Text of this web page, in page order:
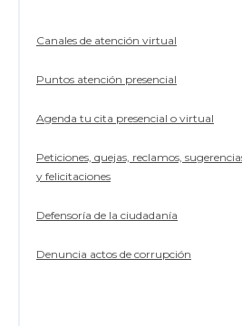
Canales de atención virtual
Puntos atención presencial
Agenda tu cita presencial o virtual
Peticiones, quejas, reclamos,
y felicitaciones
Defensoría de la ciudadanía
Denuncia actos de corrupción